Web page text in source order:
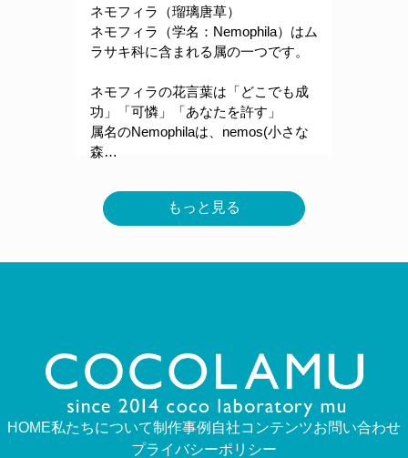
ネモフィラ（瑠璃唐草）
ネモフィラ（学名：Nemophila）はム
ラサキ科に含まれる属の一つです。
ネモフィラの花言葉は「どこでも成
功」「可憐」「あなたを許す」
属名のNemophilaは、nemos(小さな
森…
もっと見る
HOME私たちについて制作事例 自社コンテンツお問い合わせ
プライバシーポリシー